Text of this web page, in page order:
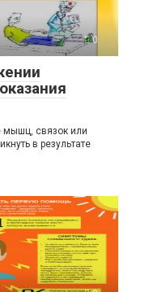
0
мышц, связок или
в результате